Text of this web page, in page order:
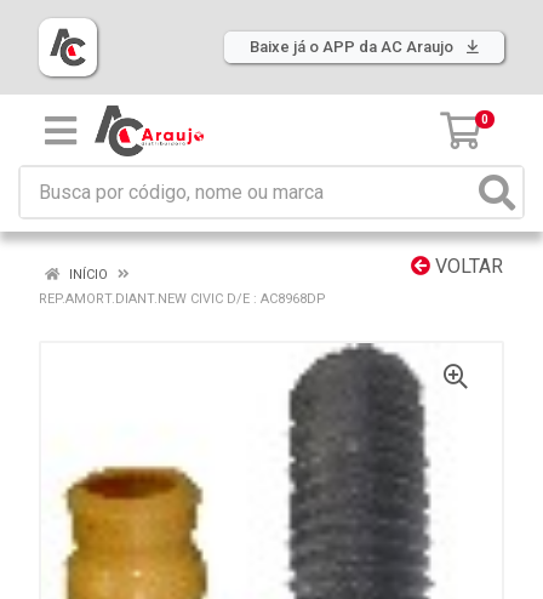
Baixe já o APP da AC Araujo
0
VOLTAR
INÍCIO
REP.AMORT.DIANT.NEW CIVIC D/E : AC8968DP